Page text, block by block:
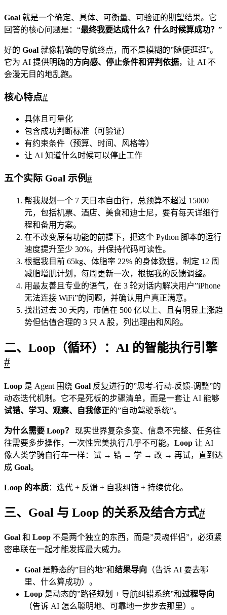
Goal 就是一个确定、具体、可衡量、可验证的期望结果。它
回答的核心问题是：“最终我要达成什么？什么时候算成功？ ”
好的 Goal 就像精确的导航终点，而不是模糊的”随便逛逛”。
它为 AI 提供明确的方向感、停止条件和评判依据，让 AI 不
会漫无目的地乱跑。
核心特点#
具体且可量化
包含成功判断标准（可验证）
有约束条件（预算、时间、风格等）
让 AI 知道什么时候可以停止工作
五个实际 Goal 示例#
帮我规划一个 7 天日本自由行，总预算不超过 15000
元，包括机票、酒店、美食和迪士尼，要有每天详细行
程和备用方案。
在不改变原有功能的前提下，把这个 Python 脚本的运行
速度提升至少 30%，并保持代码可读性。
根据我目前 65kg、体脂率 22% 的身体数据，制定 12 周
减脂增肌计划，每周更新一次，根据我的反馈调整。
用最友善且专业的语气，在 3 轮对话内解决用户”iPhone
无法连接 WiFi”的问题，并确认用户真正满意。
找出过去 30 天内，市值在 500 亿以上、且有明显上涨趋
势但估值合理的 3 只 A 股，列出理由和风险。
二、Loop（循环）：AI 的智能执行引擎
#
Loop 是 Agent 围绕 Goal 反复进行的”思考-行动-反馈-调整”的
动态迭代机制。它不是死板的步骤清单，而是一套让 AI 能够
试错、学习、观察、自我修正的”自动驾驶系统”。
为什么需要 Loop？
现实世界复杂多变、信息不完整、任务往
往需要多步操作，一次性完美执行几乎不可能。 Loop 让 AI
像人类学骑自行车一样：试 → 错 → 学 → 改 → 再试，直到达
成 Goal。
Loop 的本质：迭代 + 反馈 + 自我纠错 + 持续优化。
三、Goal 与 Loop 的关系及结合方式#
Goal 和 Loop 不是两个独立的东西，而是”灵魂伴侣”，必须紧
密串联在一起才能发挥最大威力。
Goal 是静态的”目的地”和结果导向 （告诉 AI 要去哪
里、什么算成功）。
Loop 是动态的”路径规划 + 导航纠错系统”和过程导向
（告诉 AI 怎么聪明地、可靠地一步步去那里）。